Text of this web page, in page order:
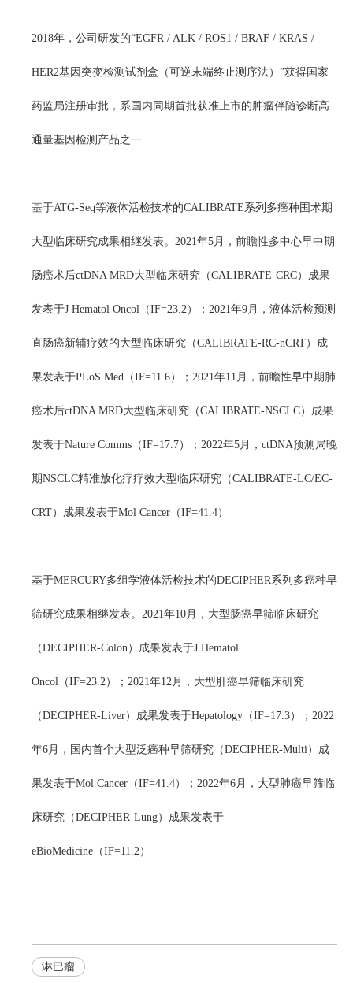
2018年，公司研发的“EGFR / ALK / ROS1 / BRAF / KRAS /
HER2基因突变检测试剂盒（可逆末端终止测序法）”获得国家
药监局注册审批，系国内同期首批获准上市的肿瘤伴随诊断高
通量基因检测产品之一
基于ATG-Seq等液体活检技术的CALIBRATE系列多癌种围术期
大型临床研究成果相继发表。2021年5月，前瞻性多中心早中期
肠癌术后ctDNA MRD大型临床研究（CALIBRATE-CRC）成果
发表于J Hematol Oncol（IF=23.2）；2021年9月，液体活检预测
直肠癌新辅疗效的大型临床研究（CALIBRATE-RC-nCRT）成
果发表于PLoS Med（IF=11.6）；2021年11月，前瞻性早中期肺
癌术后ctDNA MRD大型临床研究（CALIBRATE-NSCLC）成果
发表于Nature Comms（IF=17.7）；2022年5月，ctDNA预测局晚
期NSCLC精准放化疗疗效大型临床研究（CALIBRATE-LC/EC-
CRT）成果发表于Mol Cancer（IF=41.4）
基于MERCURY多组学液体活检技术的DECIPHER系列多癌种早
筛研究成果相继发表。2021年10月，大型肠癌早筛临床研究
（DECIPHER-Colon）成果发表于J Hematol
Oncol（IF=23.2）；2021年12月，大型肝癌早筛临床研究
（DECIPHER-Liver）成果发表于Hepatology（IF=17.3）；2022
年6月，国内首个大型泛癌种早筛研究（DECIPHER-Multi）成
果发表于Mol Cancer（IF=41.4）；2022年6月，大型肺癌早筛临
床研究（DECIPHER-Lung）成果发表于
eBioMedicine（IF=11.2）
淋巴瘤